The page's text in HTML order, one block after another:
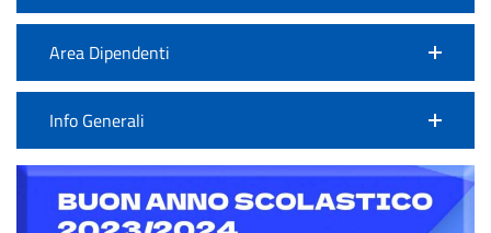
Area Dipendenti
Info Generali